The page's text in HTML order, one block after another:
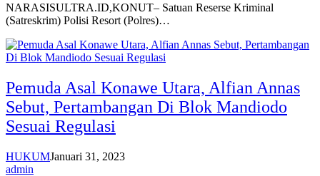
NARASISULTRA.ID,KONUT– Satuan Reserse Kriminal
(Satreskrim) Polisi Resort (Polres)…
Pemuda Asal Konawe Utara, Alfian Annas
Sebut, Pertambangan Di Blok Mandiodo
Sesuai Regulasi
HUKUMJanuari 31, 2023
admin